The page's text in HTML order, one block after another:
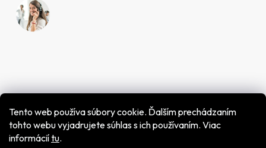
Tento web používa súbory cookie. Ďalším prechádzaním
tohto webu vyjadrujete súhlas s ich používaním. Viac
informáciítu.